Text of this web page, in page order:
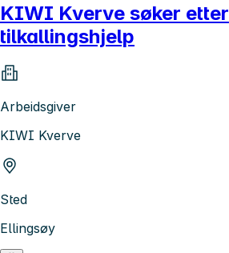
KIWI Kverve søker etter
tilkallingshjelp
Arbeidsgiver
KIWI Kverve
Sted
Ellingsøy